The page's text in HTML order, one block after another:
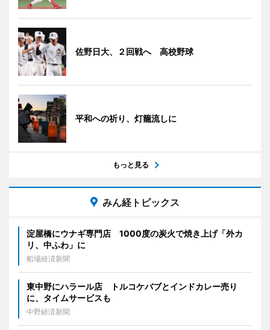
佐野日大、２回戦へ 高校野球
平和への祈り、灯籠流しに
もっと見る
みん経トピックス
淀屋橋にウナギ専門店 1000度の炭火で焼き上げ「外カ
リ、中ふわ」に
船場経済新聞
東中野にハラール店 トルコケバブとインドカレー売り
に、タイムサービスも
中野経済新聞